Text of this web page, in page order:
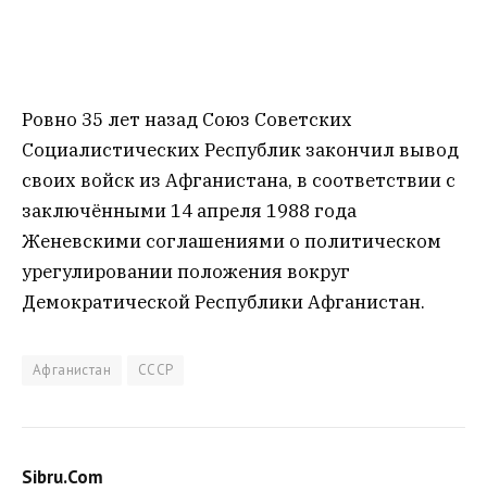
Ровно 35 лет назад Союз Советских
Социалистических Республик закончил вывод
своих войск из Афганистана, в соответствии с
заключёнными 14 апреля 1988 года
Женевскими соглашениями о политическом
урегулировании положения вокруг
Демократической Республики Афганистан.
Афганистан СССР
Sibru.Com